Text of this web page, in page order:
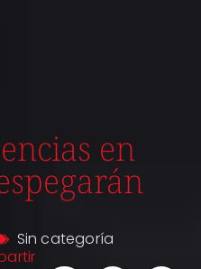
en
Sin categoría